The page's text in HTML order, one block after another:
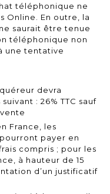
téléphonique ne
Online. En outre, la
saurait être tenue
téléphonique non
une tentative
devra
: 26% TTC sauf
France, les
payer en
compris ; pour les
à hauteur de 15
d’un justificatif